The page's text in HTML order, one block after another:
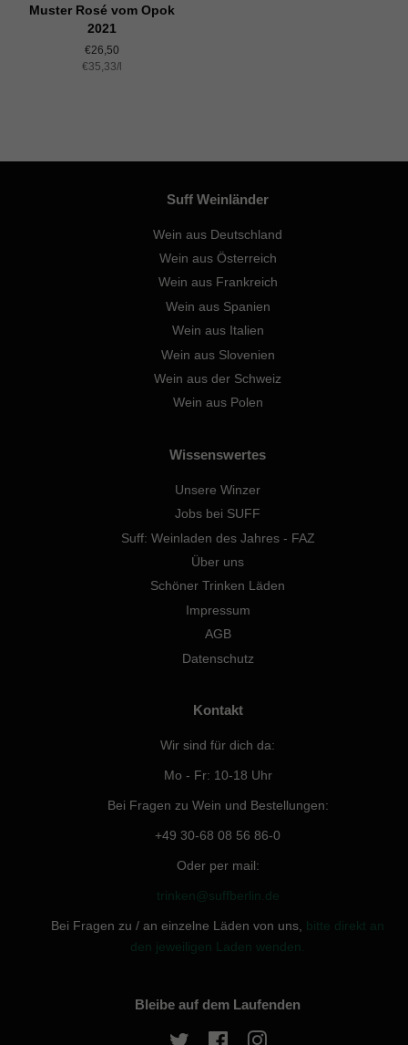
Muster Rosé vom Opok
2021
Normaler
Preis
€26,50
Einzelpreis
€35,33/pro
l
Suff Weinländer
Wein aus Deutschland
Wein aus Österreich
Wein aus Frankreich
Wein aus Spanien
Wein aus Italien
Wein aus Slovenien
Wein aus der Schweiz
Wein aus Polen
Wissenswertes
Unsere Winzer
Jobs bei SUFF
Suff: Weinladen des Jahres - FAZ
Über uns
Schöner Trinken Läden
Impressum
AGB
Datenschutz
Kontakt
Wir sind für dich da:
Mo - Fr: 10-18 Uhr
Bei Fragen zu Wein und Bestellungen:
+49 30-68 08 56 86-0
Oder per mail:
trinken@suffberlin.de
Bei Fragen zu / an einzelne Läden von uns,
bitte direkt an
den jeweiligen Laden wenden.
Bleibe auf dem Laufenden
Twitter Facebook